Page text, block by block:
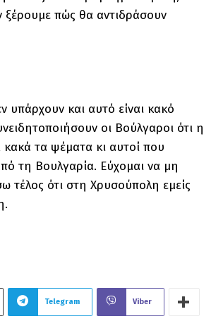
ξέρουμε πώς θα αντιδράσουν
υπάρχουν και αυτό είναι κακό
οι Βούλγαροι ότι η
κακά τα ψέματα κι αυτοί που
τη Βουλγαρία. Εύχομαι να μη
τέλος ότι στη Χρυσούπολη εμείς
Telegram Viber